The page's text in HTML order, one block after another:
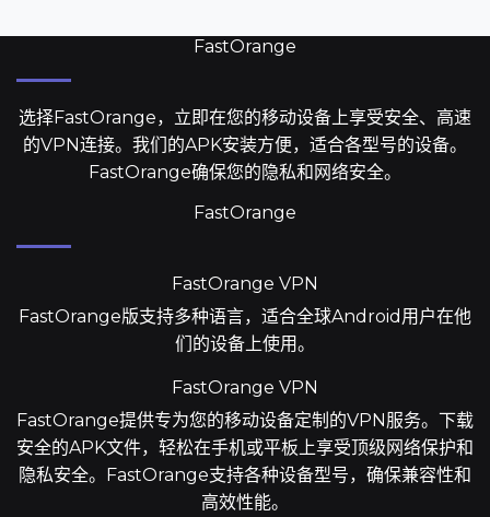
FastOrange
选择FastOrange，立即在您的移动设备上享受安全、高速
的VPN连接。我们的APK安装方便，适合各型号的设备。
FastOrange确保您的隐私和网络安全。
FastOrange
FastOrange VPN
FastOrange版支持多种语言，适合全球Android用户在他
们的设备上使用。
FastOrange VPN
FastOrange提供专为您的移动设备定制的VPN服务。下载
安全的APK文件，轻松在手机或平板上享受顶级网络保护和
隐私安全。FastOrange支持各种设备型号，确保兼容性和
高效性能。